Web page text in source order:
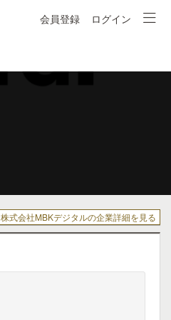
会員登録 ログイン
株式会社MBKデジタルの企業詳細を見る